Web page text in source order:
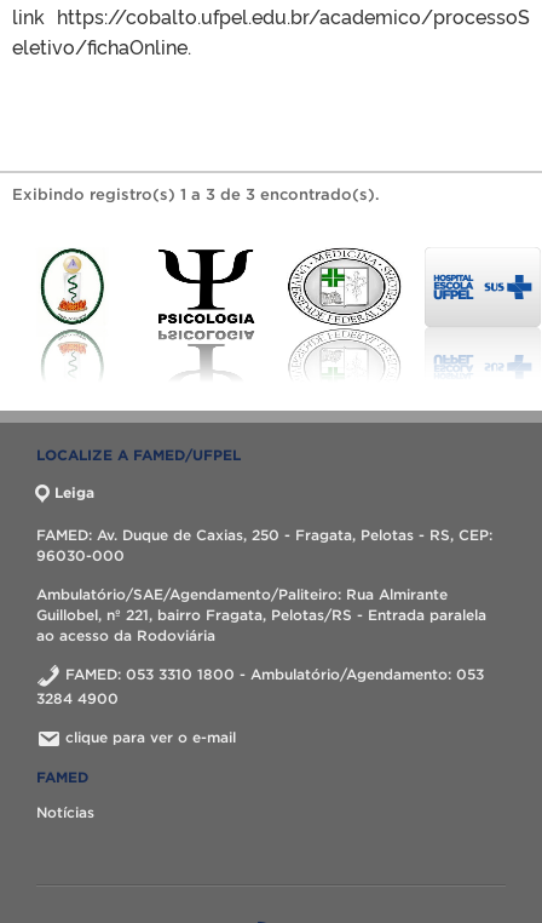
link https://cobalto.ufpel.edu.br/academico/processoS
eletivo/fichaOnline.
Exibindo registro(s) 1 a 3 de 3 encontrado(s).
LOCALIZE A FAMED/UFPEL
Leiga
FAMED: Av. Duque de Caxias, 250 - Fragata, Pelotas - RS, CEP:
96030-000
Ambulatório/SAE/Agendamento/Paliteiro: Rua Almirante
Guillobel, nº 221, bairro Fragata, Pelotas/RS - Entrada paralela
ao acesso da Rodoviária
FAMED: 053 3310 1800 - Ambulatório/Agendamento: 053
3284 4900
clique para ver o e-mail
FAMED
Notícias